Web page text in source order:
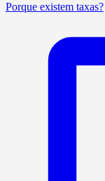
Porque existem taxas?